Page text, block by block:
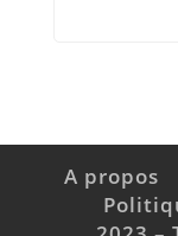
A propos